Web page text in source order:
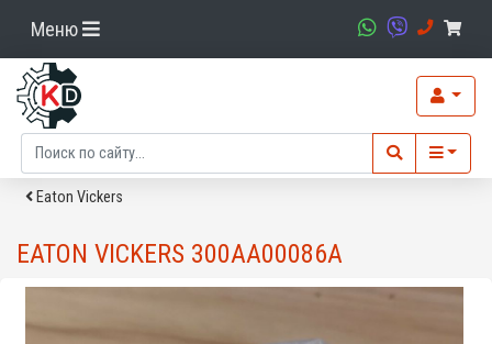
Меню
Eaton Vickers
EATON VICKERS 300AA00086A